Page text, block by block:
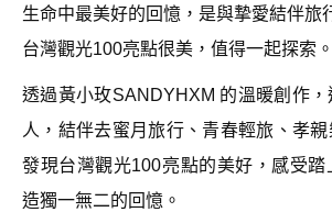
生命中最美好的回憶，是與摯愛結伴旅
台灣觀光100亮點很美，值得一起探索。
透過黃小玫SANDYHXM 的溫暖創作
人，結伴去蜜月旅行、青春輕旅、孝親
發現台灣觀光100亮點的美好，感受踏
造獨一無二的回憶。